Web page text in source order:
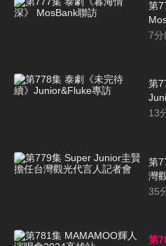
第
7分
第
13
第
灣
35
第